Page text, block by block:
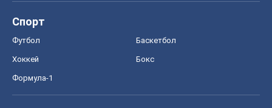
Спорт
Футбол Баскетбол
Хоккей Бокс
Формула-1